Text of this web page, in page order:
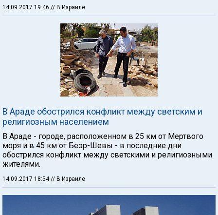
14.09.2017 19:46 // В Израиле
В Араде обострился конфликт между светским и
религиозным населением
В Араде - городе, расположенном в 25 км от Мертвого
моря и в 45 км от Беэр-Шевы - в последние дни
обострился конфликт между светскими и религиозными
жителями.
14.09.2017 18:54// В Израиле